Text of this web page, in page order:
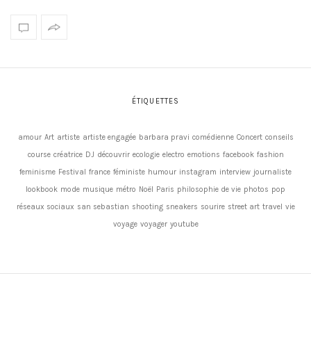
ÉTIQUETTES
amour Art artiste artiste engagée barbara pravi comédienne Concert conseils
course créatrice DJ découvrir ecologie electro emotions facebook fashion
feminisme Festival france féministe humour instagram interview journaliste
lookbook mode musique métro Noël Paris philosophie de vie photos pop
réseaux sociaux san sebastian shooting sneakers sourire street art travel vie
voyage voyager youtube